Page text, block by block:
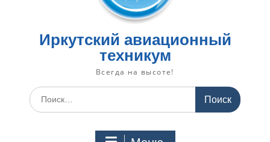
Иркутский авиационный
техникум
Всегда на высоте!
Искать: